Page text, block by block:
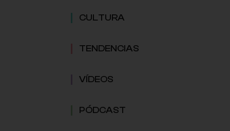
CULTURA
TENDENCIAS
VÍDEOS
PÓDCAST